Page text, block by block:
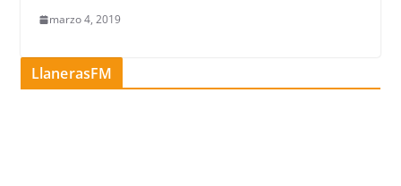
marzo 4, 2019
LlanerasFM